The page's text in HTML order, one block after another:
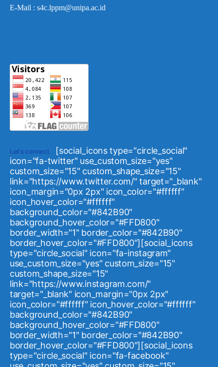
E-Mail : s4c.lppm@unipa.ac.id
Let's connect.
[social_icons type="circle_social"
icon="fa-twitter" use_custom_size="yes"
custom_size="15" custom_shape_size="15"
link="https://www.twitter.com/" target="_blank"
icon_margin="0px 2px" icon_color="#ffffff"
icon_hover_color="#ffffff"
background_color="#842B90"
background_hover_color="#FFD800"
border_width="1" border_color="#842B90"
border_hover_color="#FFD800"][social_icons
type="circle_social" icon="fa-instagram"
use_custom_size="yes" custom_size="15"
custom_shape_size="15"
link="https://www.instagram.com/"
target="_blank" icon_margin="0px 2px"
icon_color="#ffffff" icon_hover_color="#ffffff"
background_color="#842B90"
background_hover_color="#FFD800"
border_width="1" border_color="#842B90"
border_hover_color="#FFD800"][social_icons
type="circle_social" icon="fa-facebook"